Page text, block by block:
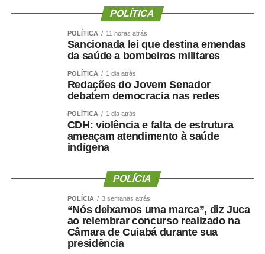
longo dos anos ,maior foi o risco observado.
Não basta saber quanto peso uma pessoa
perdeu. Precisamos saber quanto músculo e quanta
força ela conseguiu preservar.
Emagrecer , nem sempre
Uma perda de peso mal conduzida pode incluir perda
significativa de massa muscular, principalmente em
pessoas mais velhas, sedentárias, submetidas a dietas
POLÍTICA
POLÍTICA 11 horas atrás
Sancionada lei que destina emendas
da saúde a bombeiros militares
POLÍTICA 1 dia atrás
Redações do Jovem Senador
debatem democracia nas redes
POLÍTICA 1 dia atrás
CDH: violência e falta de estrutura
ameaçam atendimento à saúde
indígena
POLÍCIA
POLÍCIA 3 semanas atrás
“Nós deixamos uma marca”, diz Juca
ao relembrar concurso realizado na
Câmara de Cuiabá durante sua
presidência